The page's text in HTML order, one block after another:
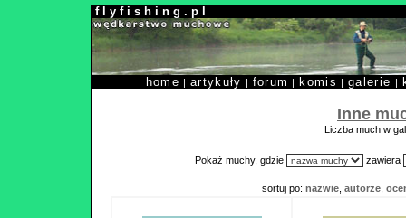
f l y f i s h i n g . p l
home |artykuły | forum | komis |galerie |
Inne
Liczba much w
Pokaż muchy, gdzie zawiera
sortuj po: nazwie autorze